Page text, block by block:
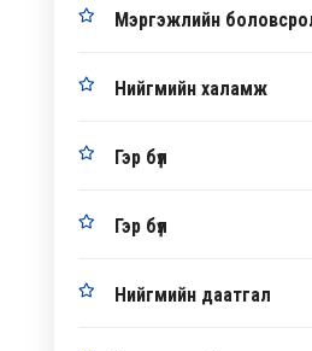
Мэргэжлийн
Нийгмийн халамж
Гэр бүл
Гэр бүл
Нийгмийн даатгал